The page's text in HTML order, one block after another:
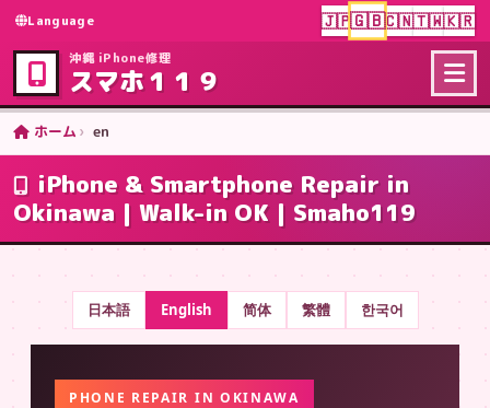
Language 🇯🇵🇬🇧🇨🇳🇹🇼🇰🇷
沖縄 iPhone修理
スマホ１１９
ホーム en
iPhone & Smartphone Repair in
Okinawa | Walk-in OK | Smaho119
日本語 English 简体 繁體 한국어
PHONE REPAIR IN OKINAWA